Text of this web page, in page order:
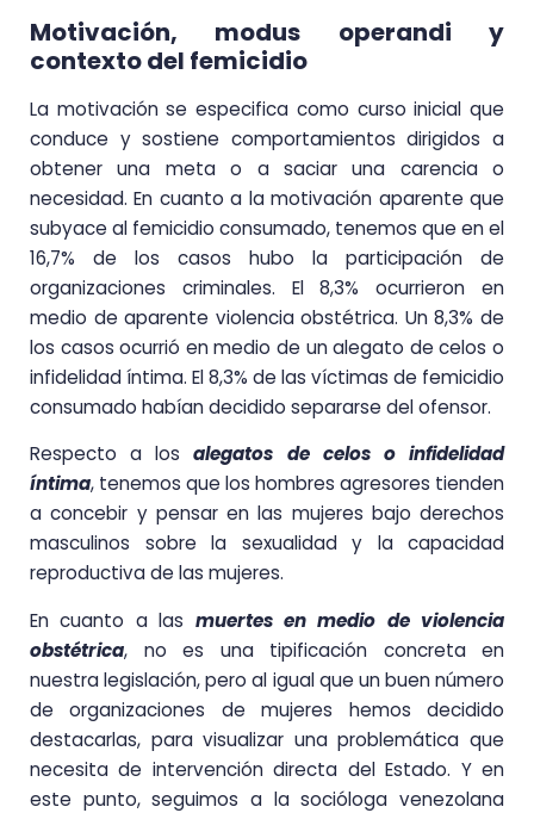
Motivación, modus operandi y
contexto del femicidio
La motivación se especifica como curso inicial que
conduce y sostiene comportamientos dirigidos a
obtener una meta o a saciar una carencia o
necesidad. En cuanto a la motivación aparente que
subyace al femicidio consumado, tenemos que en el
16,7% de los casos hubo la participación de
organizaciones criminales. El 8,3% ocurrieron en
medio de aparente violencia obstétrica. Un 8,3% de
los casos ocurrió en medio de un alegato de celos o
infidelidad íntima. El 8,3% de las víctimas de femicidio
consumado habían decidido separarse del ofensor.
Respecto a losalegatos de celos o infidelidad
íntima, tenemos que los hombres agresores tienden
a concebir y pensar en las mujeres bajo derechos
masculinos sobre la sexualidad y la capacidad
reproductiva de las mujeres.
En cuanto a las muertes en medio de violencia
obstétrica, no es una tipificación concreta en
nuestra legislación, pero al igual que un buen número
de organizaciones de mujeres hemos decidido
destacarlas, para visualizar una problemática que
necesita de intervención directa del Estado. Y en
este punto, seguimos a la socióloga venezolana